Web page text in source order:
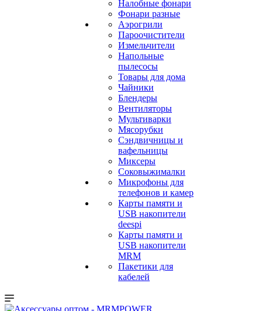
Налобные фонари
Фонари разные
Аэрогрили
Пароочистители
Измельчители
Напольные
пылесосы
Товары для дома
Чайники
Блендеры
Вентиляторы
Мультиварки
Мясорубки
Сэндвичницы и
вафельницы
Миксеры
Соковыжималки
Микрофоны для
телефонов и камер
Карты памяти и
USB накопители
deespi
Карты памяти и
USB накопители
MRM
Пакетики для
кабелей